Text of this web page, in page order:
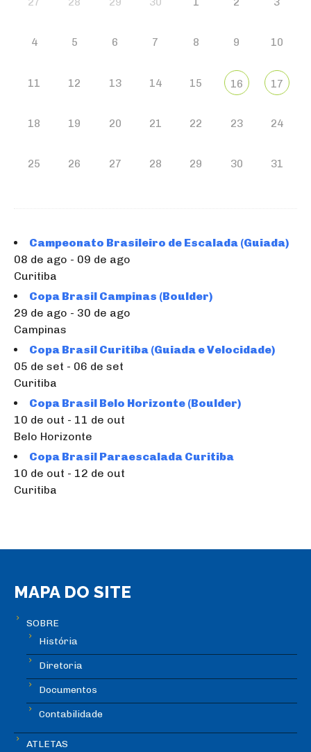
4 5 6 7 8 9 10
11 12 13 14 15 16 17
18 19 20 21 22 23 24
25 26 27 28 29 30 31
Campeonato Brasileiro de Escalada (Guiada)
08 de ago - 09 de ago
Curitiba
Copa Brasil Campinas (Boulder)
29 de ago - 30 de ago
Campinas
Copa Brasil Curitiba (Guiada e Velocidade)
05 de set - 06 de set
Curitiba
Copa Brasil Belo Horizonte (Boulder)
10 de out - 11 de out
Belo Horizonte
Copa Brasil Paraescalada Curitiba
10 de out - 12 de out
Curitiba
MAPA DO SITE
SOBRE
História
Diretoria
Documentos
Contabilidade
ATLETAS